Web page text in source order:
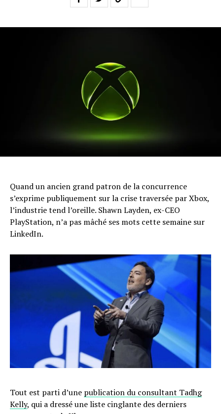
Quand un ancien grand patron de la concurrence
s’exprime publiquement sur la crise traversée par Xbox,
l’industrie tend l’oreille. Shawn Layden, ex-CEO
PlayStation, n’a pas mâché ses mots cette semaine sur
LinkedIn.
Tout est parti d’une publication du consultant Tadhg
Kelly, qui a dressé une liste cinglante des derniers